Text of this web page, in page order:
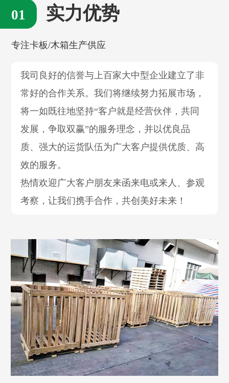
实力优势
专注卡板/木箱生产供应
我司良好的信誉与上百家大中型企业建立了非
常好的合作关系。我们将继续努力拓展市场，
将一如既往地坚持“客户就是经营伙伴，共同
发展，争取双赢”的服务理念，并以优良品
质、强大的运货队伍为广大客户提供优质、高
效的服务。
热情欢迎广大客户朋友来函来电或来人、参观
考察，让我们携手合作，共创美好未来！